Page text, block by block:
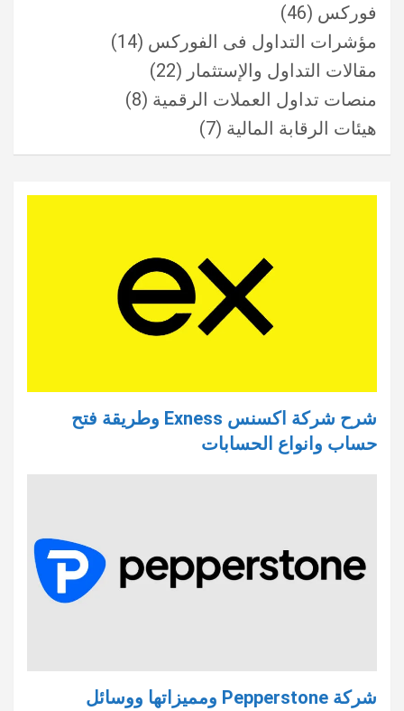
فوركس (46)
مؤشرات التداول فى الفوركس (14)
مقالات التداول والإستثمار (22)
منصات تداول العملات الرقمية (8)
هيئات الرقابة المالية (7)
شرح شركة اكسنس Exness وطريقة فتح
حساب وانواع الحسابات
شركة Pepperstone ومميزاتها ووسائل